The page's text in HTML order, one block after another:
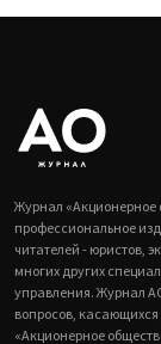
Журнал «Акционерное
профессиональное
читателей - юристов,
многих других
управления. Журнал
вопросов,
«Акционерное